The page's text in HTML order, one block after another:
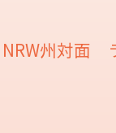
NRW州対面